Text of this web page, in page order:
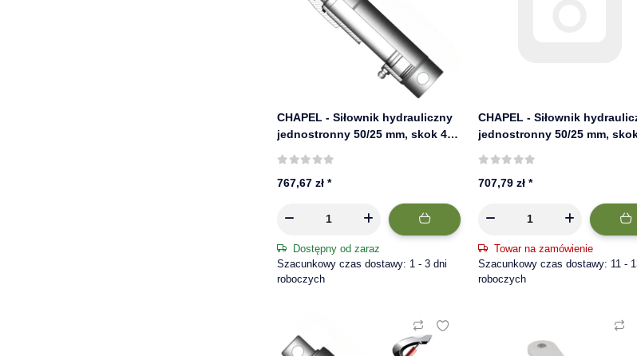
CHAPEL - Siłownik hydrauliczny
jednostronny 50/25 mm, skok 400
767,67 zł*
Dostępny od zaraz
Szacunkowy czas dostawy: 1 - 3 dni
roboczych
CHAPEL - Siłownik
jednostronny 50/25 mm,
707,79 zł*
Towar na zamówienie
Szacunkowy czas dostawy: 11 -
roboczych